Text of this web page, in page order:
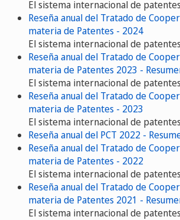
El sistema internacional de patentes
Reseña anual del Tratado de
materia de Patentes - 2024
El sistema internacional de patentes
Reseña anual del Tratado de
materia de Patentes 2023 -
El sistema internacional de patentes
Reseña anual del Tratado de
materia de Patentes - 2023
El sistema internacional de patentes
Reseña anual del PCT 2022 -
Reseña anual del Tratado de
materia de Patentes - 2022
El sistema internacional de patentes
Reseña anual del Tratado de
materia de Patentes 2021 -
El sistema internacional de patentes